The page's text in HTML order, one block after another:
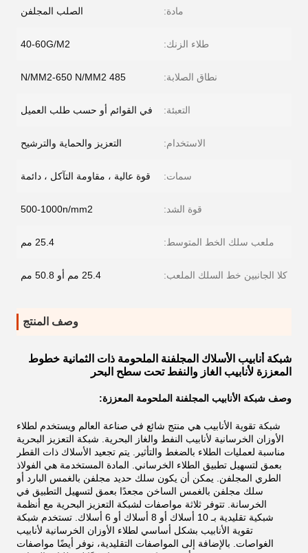
مادة: الصلب المجلفن
طلاء الزنك: 40-60G/M2
نطاق الصلابة: 485 N/MM2-650 N/MM2
التعبئة: في القوائم أو حسب طلب العميل
الاستخدام: التعزيز والحماية والترشيح
سمات: قوة عالية ، مقاومة التآكل ، دائمة
قوة الشد: 500-1000n/mm2
ملعب سلك الخط المتوسط: 25.4 مم
كلا الجانبين خط السلك الملعب: 25.4 مم أو 50.8 مم
وصف المنتج
شبكة أنابيب الأسلاك المجلفنة الملحومة ذات الثمانية خطوط
المعززة لأنابيب الغاز والنفط تحت سطح البحر
وصف شبكة الأنابيب المجلفنة الملحومة المعززة:
شبكة تقوية الأنابيب هي منتج شائع في صناعة العالم ويستخدم لطلاء
الأوزان الخرسانية لأنابيب النفط والغاز البحرية. شبكة التعزيز البحرية
مناسبة لعمليات الطلاء بالضغط والتأثير. يتم تجعيد الأسلاك ذات القطر
بعمق لتسهيل تطبيق الطلاء الخرساني. المادة المستخدمة هي الفولاذ
الطري المجلفن. يمكن أن يكون سلك حديد مجلفن بالغمس البارد أو
سلك مجلفن بالغمس الساخن مجعدًا بعمق لتسهيل التطبيق في
الخرسانة. تتوفر ثلاثة مواصفات لشبكة التعزيز البحرية مع أنظمة
شبكية تقليدية بـ 10 أسلاك أو 8 أسلاك أو 6 أسلاك. تستخدم شبكة
تقوية الأنابيب بشكل أساسي لطلاء الأوزان الخرسانية لأنابيب
الغواصات. بالإضافة إلى المواصفات التقليدية، نوفر أيضًا مواصفات